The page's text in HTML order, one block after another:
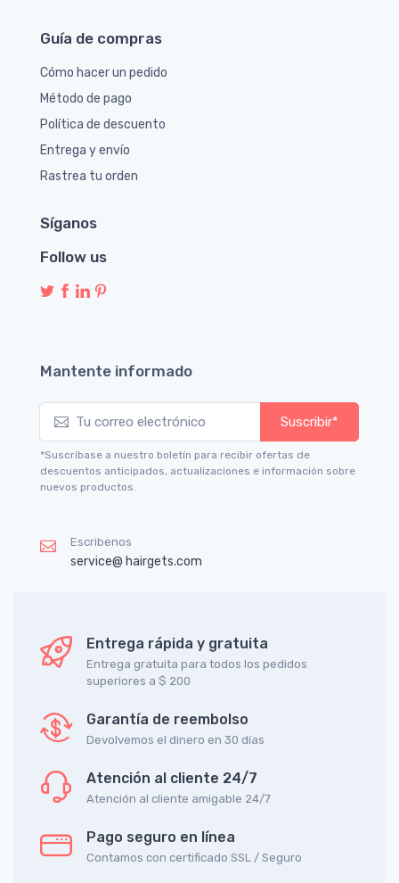
Guía de compras
Cómo hacer un pedido
Método de pago
Política de descuento
Entrega y envío
Rastrea tu orden
Síganos
Follow us
Mantente informado
Suscribir*
*Suscríbase a nuestro boletín para recibir ofertas de
descuentos anticipados, actualizaciones e información sobre
nuevos productos.
Escribenos
service@ hairgets.com
Entrega rápida y gratuita
Entrega gratuita para todos los pedidos
superiores a $ 200
Garantía de reembolso
Devolvemos el dinero en 30 días
Atención al cliente 24/7
Atención al cliente amigable 24/7
Pago seguro en línea
Contamos con certificado SSL / Seguro